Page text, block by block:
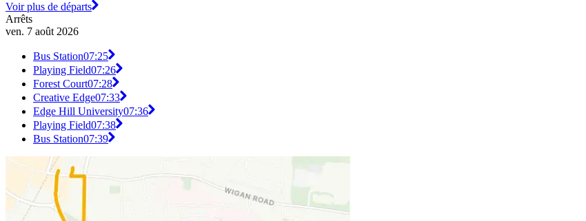
Voir plus de départs
Arrêts
ven. 7 août 2026
Bus Station07:25
Playing Field07:26
Forest Court07:28
Creative Edge07:33
Edge Hill University07:36
Playing Field07:38
Bus Station07:39